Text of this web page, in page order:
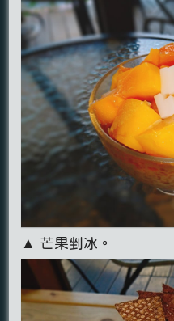
▲ 芒果剉冰。